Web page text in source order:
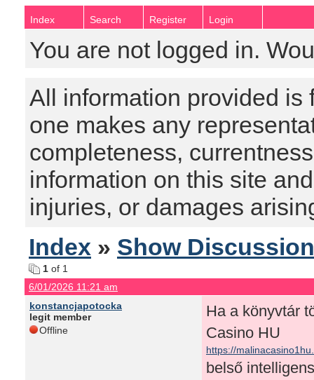
Index Search Register Login
You are not logged in.
All information provided is
one makes any
completeness,
information on this site
injuries, or damages
Index » Show
1 of 1
6/01/2026 11:21 am
konstancjapotocka
legit member
Offline
Ha a könyvtár
Casino HU
https://
belső